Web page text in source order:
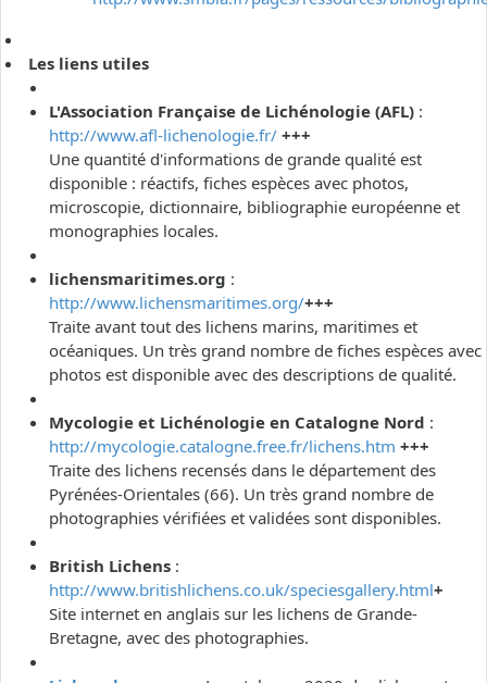
Les liens utiles
L'Association Française de Lichénologie (AFL) :
http://www.afl-lichenologie.fr/ +++
Une quantité d'informations de grande qualité est
disponible : réactifs, fiches espèces avec photos,
microscopie, dictionnaire, bibliographie européenne et
monographies locales.
lichensmaritimes.org :
http://www.lichensmaritimes.org/+++
Traite avant tout des lichens marins, maritimes et
océaniques. Un très grand nombre de fiches espèces avec
photos est disponible avec des descriptions de qualité.
Mycologie et Lichénologie en Catalogne Nord :
http://mycologie.catalogne.free.fr/lichens.htm +++
Traite des lichens recensés dans le département des
Pyrénées-Orientales (66). Un très grand nombre de
photographies vérifiées et validées sont disponibles.
British Lichens :
http://www.britishlichens.co.uk/speciesgallery.html+
Site internet en anglais sur les lichens de Grande-
Bretagne, avec des photographies.